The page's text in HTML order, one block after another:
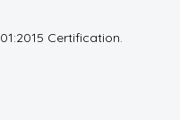
Certification.